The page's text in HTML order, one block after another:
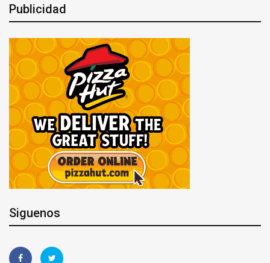
Publicidad
Siguenos